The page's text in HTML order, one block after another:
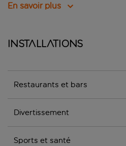
En savoir plus
Installations
Restaurants et bars
Divertissement
Sports et santé